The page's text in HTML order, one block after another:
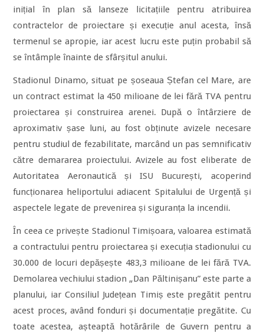
inițial în plan să lanseze licitațiile pentru atribuirea
contractelor de proiectare și execuție anul acesta, însă
termenul se apropie, iar acest lucru este puțin probabil să
se întâmple înainte de sfârșitul anului.
Stadionul Dinamo, situat pe șoseaua Ștefan cel Mare, are
un contract estimat la 450 milioane de lei fără TVA pentru
proiectarea și construirea arenei. După o întârziere de
aproximativ șase luni, au fost obținute avizele necesare
pentru studiul de fezabilitate, marcând un pas semnificativ
către demararea proiectului. Avizele au fost eliberate de
Autoritatea Aeronautică și ISU București, acoperind
funcționarea heliportului adiacent Spitalului de Urgență și
aspectele legate de prevenirea și siguranța la incendii.
În ceea ce privește Stadionul Timișoara, valoarea estimată
a contractului pentru proiectarea și execuția stadionului cu
30.000 de locuri depășește 483,3 milioane de lei fără TVA.
Demolarea vechiului stadion „Dan Păltinișanu” este parte a
planului, iar Consiliul Județean Timiș este pregătit pentru
acest proces, având fonduri și documentație pregătite. Cu
toate acestea, așteaptă hotărârile de Guvern pentru a